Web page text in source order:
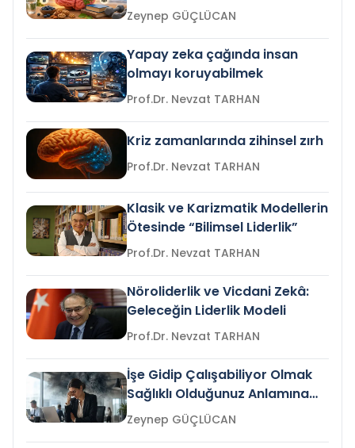
Zeynep GÜÇLÜCAN
Yapay zeka çağında insan
olmayı koruyabilmek
Prof.Dr. Nevzat TARHAN
Kriz zamanlarında zihinsel zırh
Prof.Dr. Nevzat TARHAN
Klasik ve Karizmatik Modellerin
Ötesinde “Bilimsel Liderlik”
Prof.Dr. Nevzat TARHAN
Nöroliderlik ve Vicdani Zekâ:
Geleceğin Liderlik Modeli
Prof.Dr. Nevzat TARHAN
İşe Gidip Çalışabiliyor Olmak
Sağlıklı Olduğunuz Anlamına
Gelir mi?Zeynep GÜÇLÜCAN